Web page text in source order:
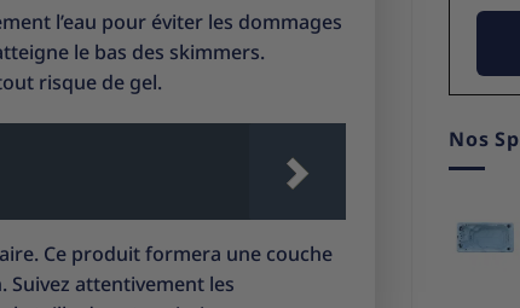
l’eau pour éviter les dommages
le bas des skimmers.
risque de gel.
Ce produit formera une couche
Suivez attentivement les
Nos